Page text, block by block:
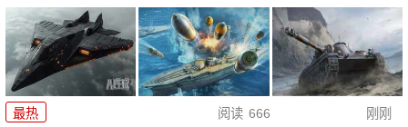
最热 阅读 666 刚刚